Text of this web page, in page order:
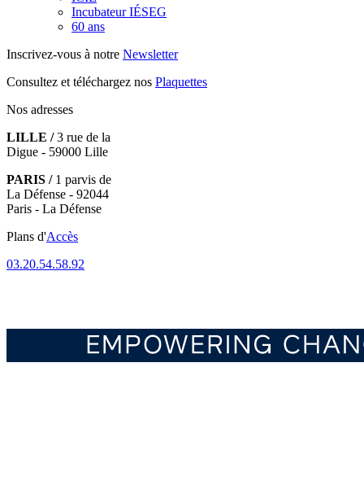
Incubateur IÉSEG
60 ans
Inscrivez-vous à notre Newsletter
Consultez et téléchargez nos Plaquettes
Nos adresses
LILLE /3 rue de la
Digue - 59000 Lille
PARIS /1 parvis de
La Défense - 92044
Paris - La Défense
Plans d'Accès
03.20.54.58.92